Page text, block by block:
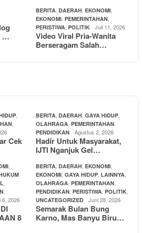
…
BERITA DAERAH EKONOMI
EKONOMI PEMERINTAHAN
PERISTIWA POLITIK Juli 11, 2026
Video Viral Pria-Wanita
Berseragam Salah…
Cek
BERITA DAERAH GAYA HIDUP
OLAHRAGA PEMERINTAHAN
PENDIDIKAN Agustus 2, 2026
Hadir Untuk Masyarakat,
IJTI Nganjuk Gel…
6, 2026
8
BERITA DAERAH EKONOMI
EKONOMI GAYA HIDUP LAINNYA
OLAHRAGA PEMERINTAHAN
PENDIDIKAN PERISTIWA POLITIK
UNCATEGORIZED Juni 28, 2026
Semarak Bulan Bung
Karno, Mas Banyu Biru…